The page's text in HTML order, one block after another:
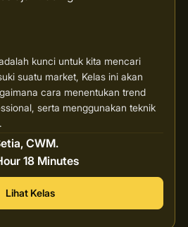
kunci untuk kita mencari
suatu market, Kelas ini akan
cara menentukan trend
serta menggunakan teknik
CWM.
18 Minutes
Lihat Kelas